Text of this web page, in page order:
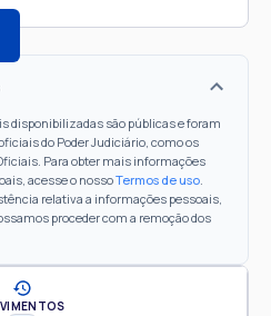
disponibilizadas são públicas e foram
do Poder Judiciário, como os
Para obter mais informações
acesse o nossoTermos de uso.
relativa a informações pessoais,
proceder com a remoção dos